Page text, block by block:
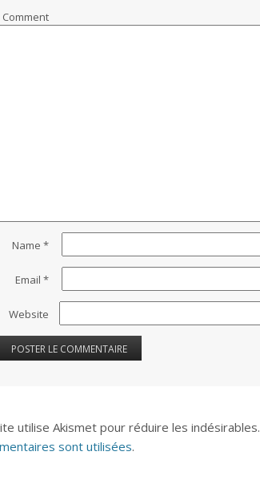
Comment
Name*
Email*
Website
utilise Akismet pour réduire les indésirables.
sont utilisées.